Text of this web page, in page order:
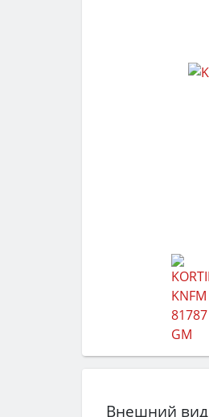
Внешний вид